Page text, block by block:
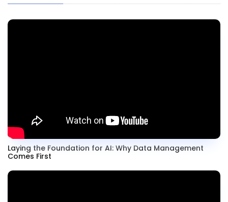
Laying the Foundation for AI: Why Data Management
Comes First